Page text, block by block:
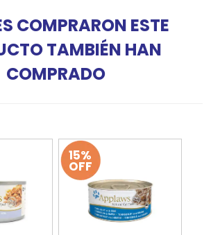
COMPRARON ESTE
TAMBIÉN HAN
COMPRADO
15%
OFF